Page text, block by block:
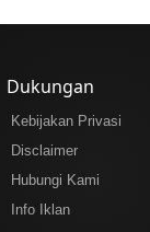
Dukungan
Kebijakan Privasi
Disclaimer
Hubungi Kami
Info Iklan